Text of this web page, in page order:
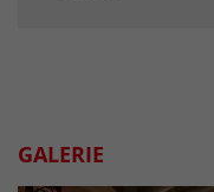
GALERIE